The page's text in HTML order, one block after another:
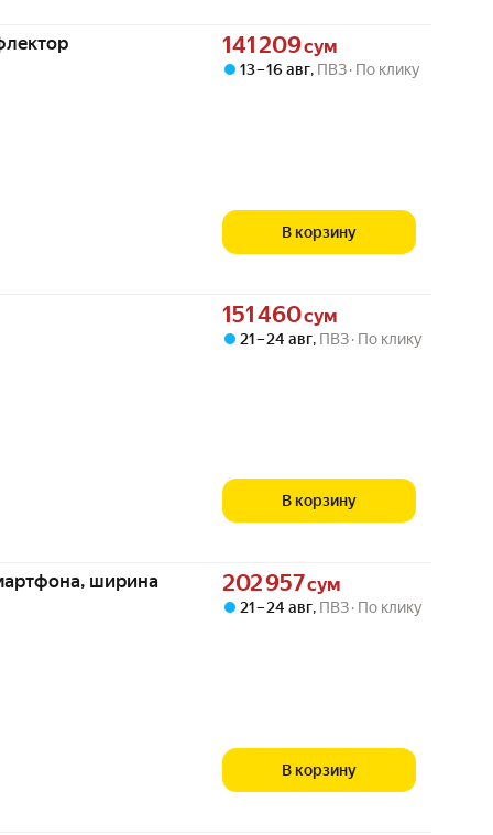
Цена 141209 сум вместо
141 209сум
13 – 16 авг, ПВЗ По клику
В корзину
Цена 151460 сум вместо
151 460сум
21 – 24 авг, ПВЗ По клику
В корзину
ширина
Цена 202957 сум вместо
202 957сум
21 – 24 авг, ПВЗ По клику
В корзину